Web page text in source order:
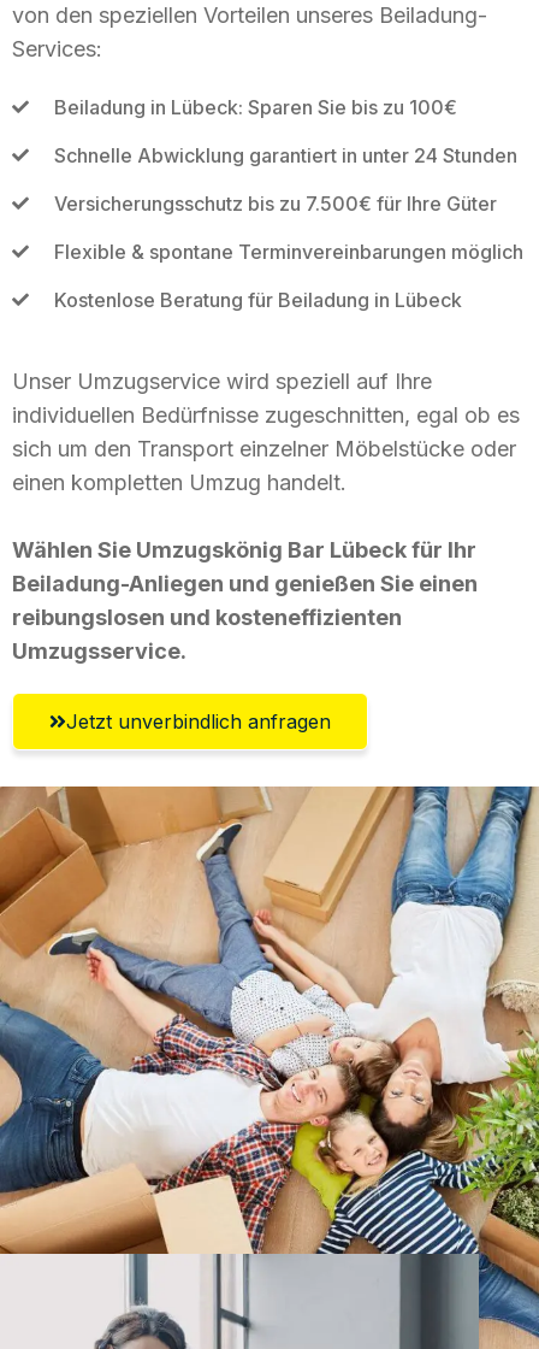
von den speziellen Vorteilen unseres Beiladung-
Services:
Beiladung in Lübeck: Sparen Sie bis zu 100€
Schnelle Abwicklung garantiert in unter 24 Stunden
Versicherungsschutz bis zu 7.500€ für Ihre Güter
Flexible & spontane Terminvereinbarungen möglich
Kostenlose Beratung für Beiladung in Lübeck
Unser Umzugservice wird speziell auf Ihre
individuellen Bedürfnisse zugeschnitten, egal ob es
sich um den Transport einzelner Möbelstücke oder
einen kompletten Umzug handelt.
Wählen Sie Umzugskönig Bar Lübeck für Ihr
Beiladung-Anliegen und genießen Sie einen
reibungslosen und kosteneffizienten
Umzugsservice.
Jetzt unverbindlich anfragen